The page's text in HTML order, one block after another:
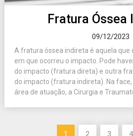
Fratura Óssea
09/12/2023
A fratura óssea indireta é aquela que
em que ocorreu o impacto. Pode
do impacto (fratura direta) e outra
do impacto (fratura indireta). Na
área de atuação, a Cirurgia e
1 2 3 4